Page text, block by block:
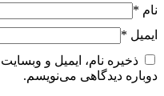
نام *
ایمیل *
ذخیره نام، ایمیل و
دوباره دیدگاهی می‌نویسم.